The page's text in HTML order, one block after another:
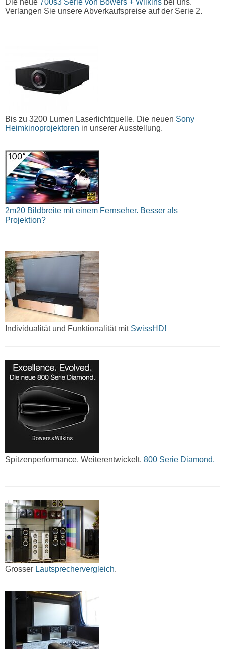
Die neue 700s3 Serie von Bowers + Wilkins bei uns.
Verlangen Sie unsere Abverkaufspreise auf der Serie 2.
Bis zu 3200 Lumen Laserlichtquelle. Die neuen Sony
Heimkinoprojektoren in unserer Ausstellung.
2m20 Bildbreite mit einem Fernseher. Besser als
Projektion?
Individualität und Funktionalität mitSwissHD!
Spitzenperformance. Weiterentwickelt. 800 Serie Diamond.
Grosser Lautsprechervergleich.